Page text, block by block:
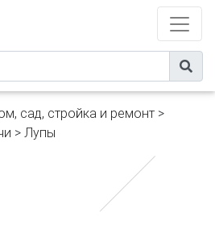
сад, стройка и ремонт >
> Лупы